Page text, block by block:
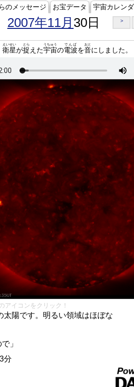
のメッセージ お宝データ 宇宙カレン
2007年11月 30日 >
衛星
えいせい
が捉
とら
えた宇宙
うちゅう
の電波
でんぱ
を音
おと
にしました。
アイコンをクリック！
太陽です。明るい領域はほぼな
」
分